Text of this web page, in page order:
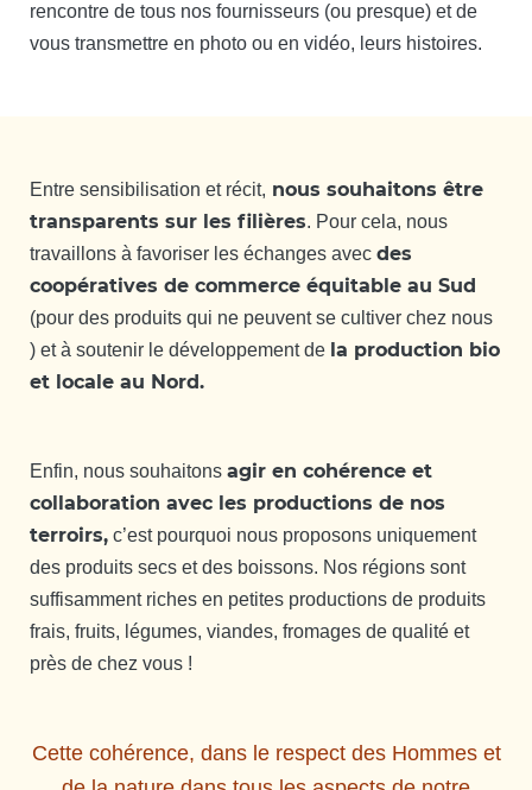
rencontre de tous nos fournisseurs (ou presque) et de
vous transmettre en photo ou en vidéo, leurs histoires.
Entre sensibilisation et récit, nous souhaitons être
transparents sur les filières. Pour cela, nous
travaillons à favoriser les échanges avec des
coopératives de commerce équitable au Sud
(pour des produits qui ne peuvent se cultiver chez nous
) et à soutenir le développement de la production bio
et locale au Nord.
Enfin, nous souhaitons agir en cohérence et
collaboration avec les productions de nos
terroirs, c’est pourquoi nous proposons uniquement
des produits secs et des boissons. Nos régions sont
suffisamment riches en petites productions de produits
frais, fruits, légumes, viandes, fromages de qualité et
près de chez vous !
Cette cohérence, dans le respect des Hommes et